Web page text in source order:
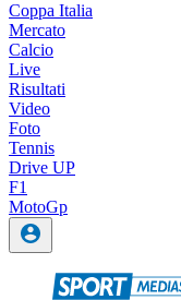
Coppa Italia
Mercato
Calcio
Live
Risultati
Video
Foto
Tennis
Drive UP
F1
MotoGp